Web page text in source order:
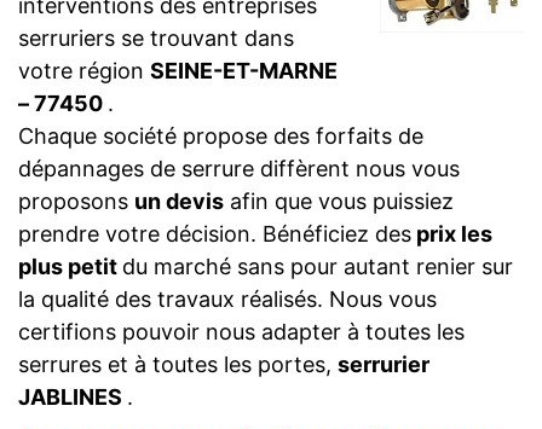
interventions des entreprises
serruriers se trouvant dans
votre région SEINE-ET-MARNE
– 77450 .
Chaque société propose des forfaits de
dépannages de serrure diffèrent nous vous
proposons un devis afin que vous puissiez
prendre votre décision. Bénéficiez des prix les
plus petit du marché sans pour autant renier sur
la qualité des travaux réalisés. Nous vous
certifions pouvoir nous adapter à toutes les
serrures et à toutes les portes, serrurier
JABLINES .